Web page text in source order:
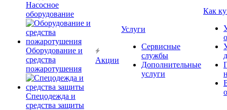
Насосное
оборудование
Оборудование и
средства
пожаротушения
Спецодежда и
средства защиты
Акции
Услуги
Сервисные
службы
Дополнительные
услуги
Как